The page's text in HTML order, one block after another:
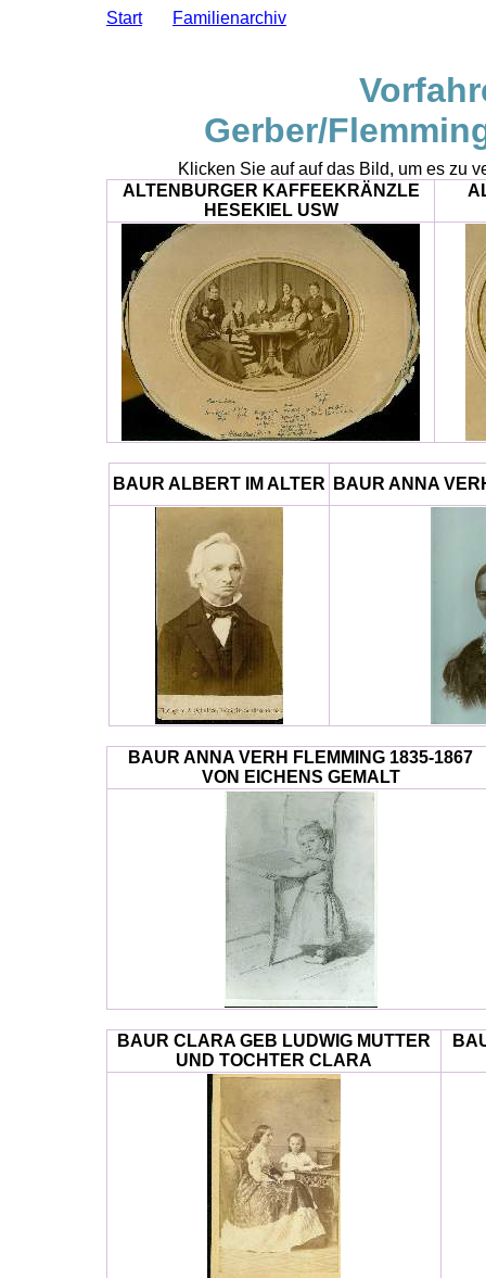
Start Familienarchiv
Gerber/
Klicken Sie auf auf das Bild, um es zu
ALTENBURGER KAFFEEKRÄNZLE
HESEKIEL USW
BAUR ALBERT IM ALTER BAUR ANNA
BAUR ANNA VERH FLEMMING 1835-1867
VON EICHENS GEMALT
BAUR CLARA GEB LUDWIG MUTTER
UND TOCHTER CLARA